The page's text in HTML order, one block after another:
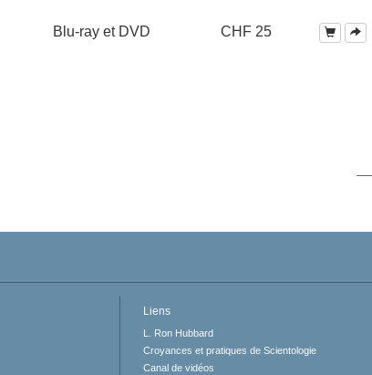
Blu-ray et DVD CHF 25
Liens
L. Ron Hubbard
Croyances et pratiques de Scientologie
Canal de vidéos